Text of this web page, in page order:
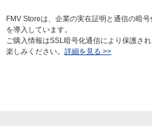
FMV Storeは、企業の実在証明と通信の暗
を導入しています。
ご購入情報はSSL暗号化通信により保護さ
楽しみください。 詳細を見る >>